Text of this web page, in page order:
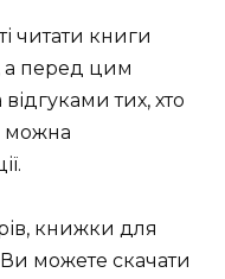
читати книги
а перед цим
тих, хто
можна
книжки для
можете скачати